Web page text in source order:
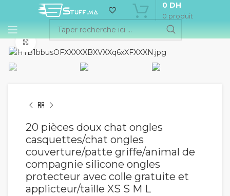
0 produit
0 DH
Cliquez pour agrandir
20 pièces doux chat ongles
casquettes/chat ongles
couverture/patte griffe/animal de
compagnie silicone ongles
protecteur avec colle gratuite et
applicteur/taille XS S M L